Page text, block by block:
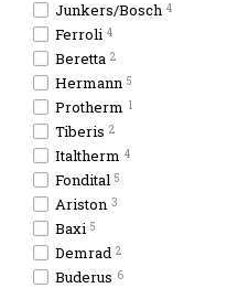
Junkers/Bosch 4
Ferroli 4
Beretta 2
Hermann 5
Protherm 1
Tiberis 2
Italtherm 4
Fondital 5
Ariston 3
Baxi 5
Demrad 2
Buderus 6